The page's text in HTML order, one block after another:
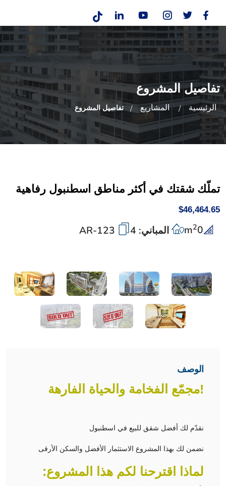
تفاصيل المشروع
الرئيسية المشاريع تفاصيل المشروع
تملّك شقتك في أكثر مناطق اسطنبول رفاهية
$46,464.65
0
m2 المباني: 4
الوصف
!مجمّع الفخامة والحياة الفارهة
نقدّم لك أفضل شقق للبيع في اسطنبول
نضمن لك بهذا المشروع الاستثمار الأفضل والسكن الأرقى
لماذا اقترحنا لكم هذا المشروع: